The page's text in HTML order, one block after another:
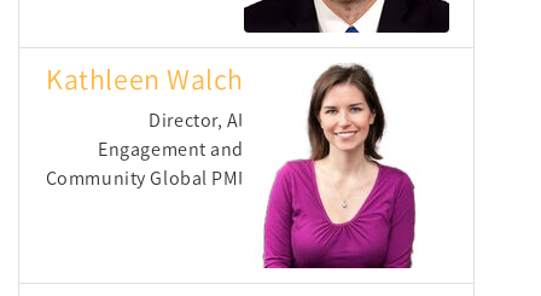
Kathleen Walch
Director, AI
Engagement and
Community Global PMI